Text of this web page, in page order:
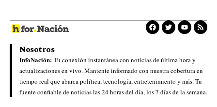
Nosotros
InfoNación: Tu conexión instantánea con noticias de última hora y
actualizaciones en vivo. Mantente informado con nuestra cobertura en
tiempo real que abarca política, tecnología, entretenimiento y más. Tu
fuente confiable de noticias las 24 horas del día, los 7 días de la semana.